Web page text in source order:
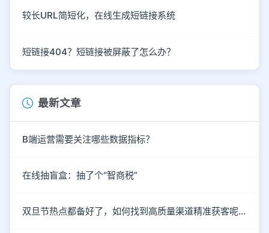
较长URL简短化，在线生成短链接系统
短链接404？短链接被屏蔽了怎么办？
最新文章
B端运营需要关注哪些数据指标？
在线抽盲盒：抽了个“智商税”
双旦节热点都备好了，如何找到高质量渠道精准获客呢？